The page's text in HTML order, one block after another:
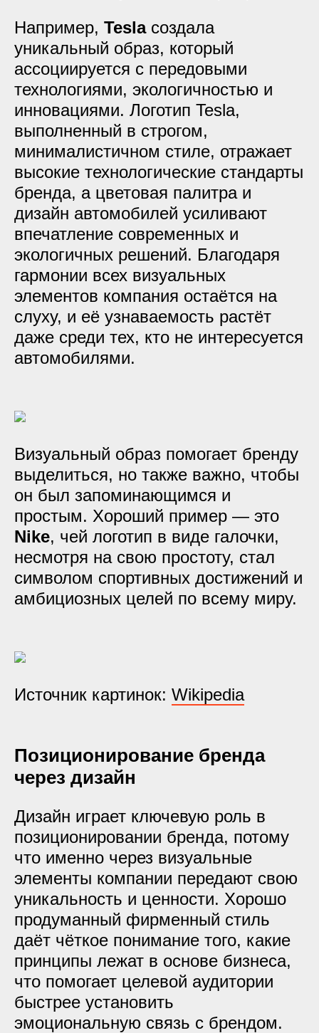
Например, Teslaсоздала
уникальный образ, который
ассоциируется с передовыми
технологиями, экологичностью и
инновациями. Логотип Tesla,
выполненный в строгом,
минималистичном стиле, отражает
высокие технологические стандарты
бренда, а цветовая палитра и
дизайн автомобилей усиливают
впечатление современных и
экологичных решений. Благодаря
гармонии всех визуальных
элементов компания остаётся на
слуху, и её узнаваемость растёт
даже среди тех, кто не интересуется
автомобилями.
Визуальный образ помогает бренду
выделиться, но также важно, чтобы
он был запоминающимся и
простым. Хороший пример — это
Nike, чей логотип в виде галочки,
несмотря на свою простоту, стал
символом спортивных достижений и
амбициозных целей по всему миру.
Источник картинок: Wikipedia
Позиционирование бренда
через дизайн
Дизайн играет ключевую роль в
позиционировании бренда, потому
что именно через визуальные
элементы компании передают свою
уникальность и ценности. Хорошо
продуманный фирменный стиль
даёт чёткое понимание того, какие
принципы лежат в основе бизнеса,
что помогает целевой аудитории
быстрее установить
эмоциональную связь с брендом.